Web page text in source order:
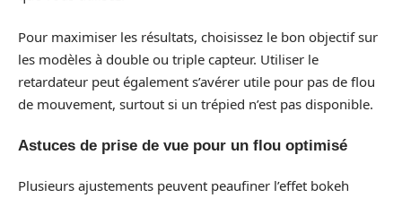
Pour maximiser les résultats, choisissez le bon objectif sur
les modèles à double ou triple capteur. Utiliser le
retardateur peut également s’avérer utile pour pas de flou
de mouvement, surtout si un trépied n’est pas disponible.
Astuces de prise de vue pour un flou optimisé
Plusieurs ajustements peuvent peaufiner l’effet bokeh